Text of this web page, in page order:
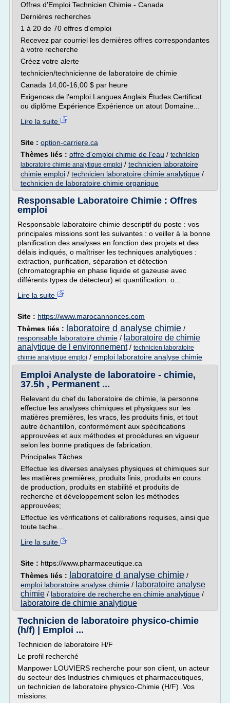
Offres d'Emploi Technicien Chimie - Canada
Dernières recherches
1 à 20 de 70 offres d'emploi
Recevez par courriel les dernières offres correspondantes
à votre recherche
Créez votre alerte
technicien/technicienne de laboratoire de chimie
Canada 14,00-16,00 $ par heure
Exigences de l'emploi Langues Anglais Études Certificat
ou diplôme Expérience Expérience un atout Domaine...
Lire la suite
Site : option-carriere.ca
Thèmes liés : offre d'emploi chimie de l'eau / technicien
laboratoire chimie analytique emploi / technicien laboratoire
chimie emploi / technicien laboratoire chimie analytique /
technicien de laboratoire chimie organique
Responsable Laboratoire Chimie : Offres
emploi
Responsable laboratoire chimie descriptif du poste : vos
principales missions sont les suivantes : o veiller à la bonne
planification des analyses en fonction des projets et des
délais indiqués, o maîtriser les techniques analytiques :
extraction, purification, séparation et détection
(chromatographie en phase liquide et gazeuse avec
différents types de détecteur) et quantification. o...
Lire la suite
Site : https://www.marocannonces.com
Thèmes liés : laboratoire d analyse chimie /
responsable laboratoire chimie / laboratoire de chimie
analytique de l environnement/ technicien laboratoire
chimie analytique emploi / emploi laboratoire analyse chimie
Emploi Analyste de laboratoire - chimie,
37.5h , Permanent ...
Relevant du chef du laboratoire de chimie, la personne
effectue les analyses chimiques et physiques sur les
matières premières, les vracs, les produits finis, et tout
autre échantillon, conformément aux spécifications
approuvées et aux méthodes et procédures en vigueur
selon les bonne pratiques de fabrication.
Principales Tâches
Effectue les diverses analyses physiques et chimiques sur
les matières premières, produits finis, produits en cours
de production, produits en stabilité et produits de
recherche et développement selon les méthodes
approuvées;
Effectue les vérifications et calibrations requises, ainsi que
toute tache...
Lire la suite
Site : https://www.pharmaceutique.ca
Thèmes liés : laboratoire d analyse chimie /
emploi laboratoire analyse chimie / laboratoire analyse
chimie / laboratoire de recherche en chimie analytique /
laboratoire de chimie analytique
Technicien de laboratoire physico-chimie
(h/f) | Emploi ...
Technicien de laboratoire H/F
Le profil recherché
Manpower LOUVIERS recherche pour son client, un acteur
du secteur des Industries chimiques et pharmaceutiques,
un technicien de laboratoire physico-Chimie (H/F) .Vos
missions: